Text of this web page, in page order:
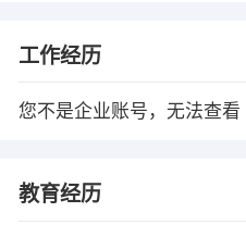
工作经历
您不是企业账号，无法查看
教育经历